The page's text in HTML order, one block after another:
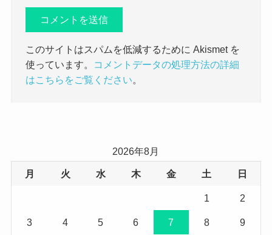
このサイトはスパムを低減するために Akismet を
使っています。
コメントデータの処理方法の詳細
はこちらをご覧ください。
2026年8月
月 火 水 木 金 土 日
1 2
3 4 5 6 7 8 9